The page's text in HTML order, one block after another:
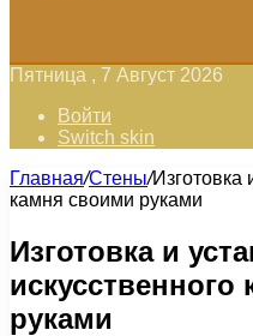
Пятница , 7 Август 2026
Войти
Switch skin
Главная/Стены/Изготовка
камня своими руками
Изготовка и
руками